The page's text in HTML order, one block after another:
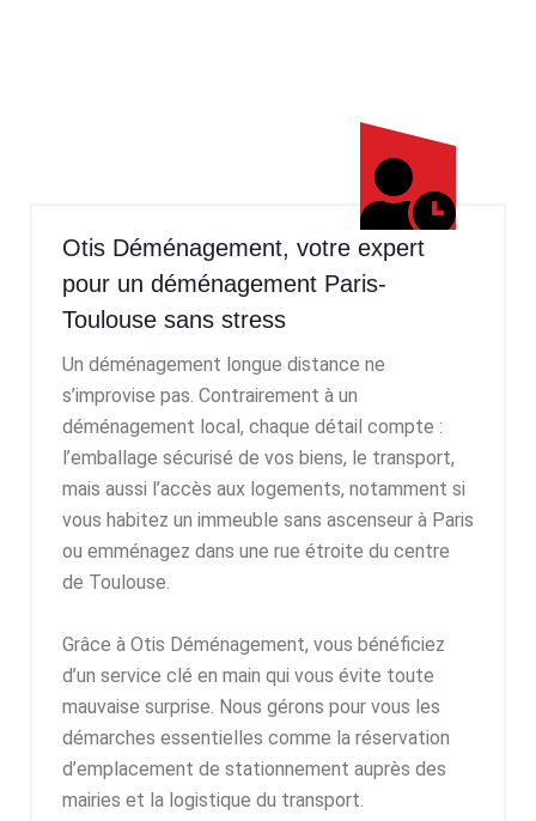
Otis Déménagement, votre expert
pour un déménagement Paris-
Toulouse sans stress
Un déménagement longue distance ne
s’improvise pas. Contrairement à un
déménagement local, chaque détail compte :
l’emballage sécurisé de vos biens, le transport,
mais aussi l’accès aux logements, notamment si
vous habitez un immeuble sans ascenseur à Paris
ou emménagez dans une rue étroite du centre
de Toulouse.
Grâce à Otis Déménagement, vous bénéficiez
d’un service clé en main qui vous évite toute
mauvaise surprise. Nous gérons pour vous les
démarches essentielles comme la réservation
d’emplacement de stationnement auprès des
mairies et la logistique du transport.